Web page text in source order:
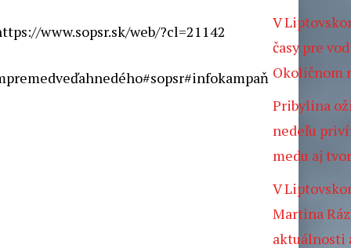
www.sopsr.sk/web/?cl=21142
#sopsr#infokampaň
V
časy pre
Okoličnom
Pribylina
nedeľu
medu aj
V
Martina
aktuálnosti